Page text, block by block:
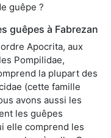
guêpe ?
guêpes à Fabrezan
Apocrita, aux
Pompilidae,
la plupart des
(cette famille
avons aussi les
les guêpes
elle comprend les